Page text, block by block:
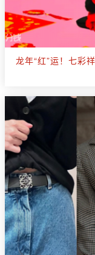
龙年“红”运！七彩